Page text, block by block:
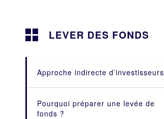
LEVER DES FONDS
Approche indirecte d’investisseurs
Pourquoi préparer une levée de
fonds ?